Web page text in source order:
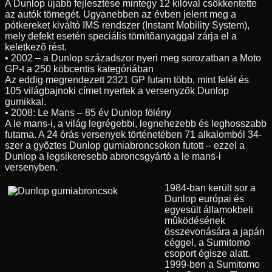
A Dunlop újabb fejlesztése mintegy 12 kilóval csökkentette
az autók tömegét. Ugyanebben az évben jelent meg a
pótkereket kiváltó IMS rendszer (Instant Mobility System),
mely defekt esetén speciális tömítõanyaggal zárja el a
keletkezõ rést.
• 2002 – a Dunlop századszor nyeri meg sorozatban a Moto
GP-t a 250 köbcentis kategóriában
Az eddig megrendezett 2321 GP futam több, mint felét és
105 világbajnoki címet nyertek a versenyzõk Dunlop
gumikkal.
• 2008: Le Mans – 85 év Dunlop fölény
A le mans-i, a világ legrégebbi, legnehezebb és leghosszabb
futama. A 24 órás versenyek történetében 71 alkalomból 34-
szer a gyõztes Dunlop gumiabroncsokon futott – ezzel a
Dunlop a legsikeresebb abroncsgyártó a le mans-i
versenyben.
1984-ban került sor a
Dunlop európai és
egyesült államokbeli
mûködésének
összevonására a japán
céggel, a Sumitomo
csoport égisze alatt.
1999-ben a Sumitomo